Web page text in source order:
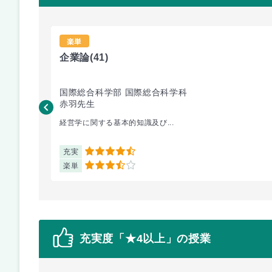
楽単
企業論(41)
国際総合科学部 国際総合科学科
赤羽先生
経営学に関する基本的知識及び...
充実 4.5
楽単 3.5
充実度「★4以上」の授業